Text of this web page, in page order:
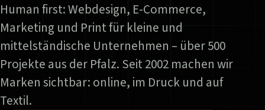
Human first: Webdesign, E-Commerce,
Marketing und Print für kleine und
mittelständische Unternehmen – über 500
Projekte aus der Pfalz. Seit 2002 machen wir
Marken sichtbar: online, im Druck und auf
Textil.